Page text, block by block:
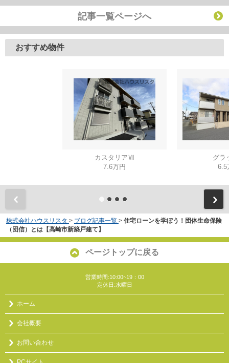
記事一覧ページへ
おすすめ物件
カスタリアⅦ
7.6万円
グラ
6.5
株式会社ハウスリスタ > ブログ記事一覧 > 住宅ローンを学ぼう！団体生命保険
（団信）とは【高崎市新築戸建て】
ページトップに戻る
営業時間:10:00~19：00
定休日:水曜日
ホーム
会社概要
お問い合わせ